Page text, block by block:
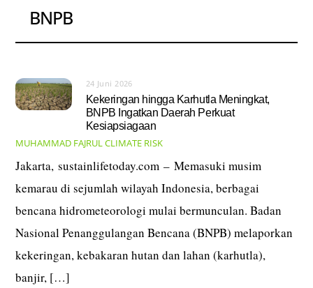
BNPB
24 Juni 2026
Kekeringan hingga Karhutla Meningkat,
BNPB Ingatkan Daerah Perkuat
Kesiapsiagaan
MUHAMMAD FAJRUL CLIMATE RISK
Jakarta, sustainlifetoday.com – Memasuki musim
kemarau di sejumlah wilayah Indonesia, berbagai
bencana hidrometeorologi mulai bermunculan. Badan
Nasional Penanggulangan Bencana (BNPB) melaporkan
kekeringan, kebakaran hutan dan lahan (karhutla),
banjir, […]